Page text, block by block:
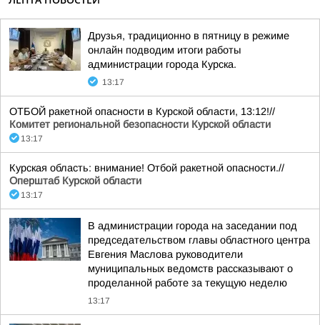
Друзья, традиционно в пятницу в режиме
онлайн подводим итоги работы
администрации города Курска.
13:17
ОТБОЙ ракетной опасности в Курской области, 13:12!//
Комитет региональной безопасности Курской области
13:17
Курская область: внимание! Отбой ракетной опасности.//
Оперштаб Курской области
13:17
В администрации города на заседании под
председательством главы областного центра
Евгения Маслова руководители
муниципальных ведомств рассказывают о
проделанной работе за текущую неделю
13:17